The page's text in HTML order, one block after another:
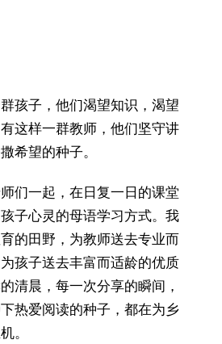
孩子，他们渴望知识，渴望
这样一群教师，他们坚守讲
希望的种子。
们一起，在日复一日的课堂
子心灵的母语学习方式。我
的田野，为教师送去专业而
孩子送去丰富而适龄的优质
清晨，每一次分享的瞬间，
热爱阅读的种子，都在为乡
。